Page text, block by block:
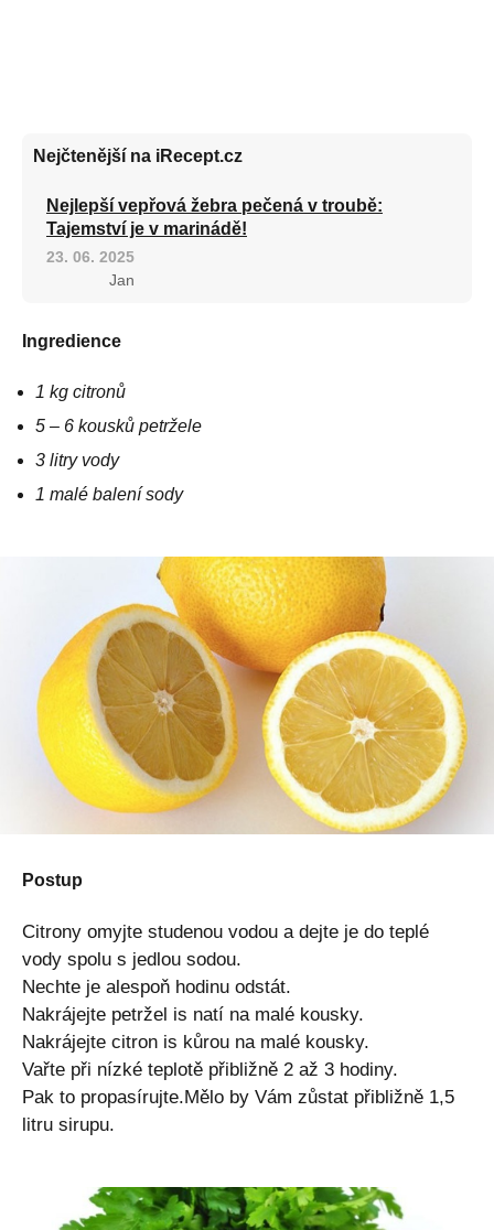
Nejčtenější na iRecept.cz
Nejlepší vepřová žebra pečená v troubě:
Tajemství je v marinádě!
23. 06. 2025
Jan
Ingredience
1 kg citronů
5 – 6 kousků petržele
3 litry vody
1 malé balení sody
Postup
Citrony omyjte studenou vodou a dejte je do teplé
vody spolu s jedlou sodou.
Nechte je alespoň hodinu odstát.
Nakrájejte petržel is natí na malé kousky.
Nakrájejte citron is kůrou na malé kousky.
Vařte při nízké teplotě přibližně 2 až 3 hodiny.
Pak to propasírujte.Mělo by Vám zůstat přibližně 1,5
litru sirupu.